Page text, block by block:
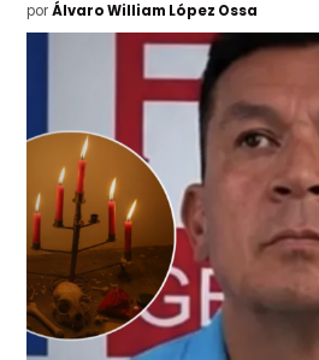
por Álvaro William López Ossa